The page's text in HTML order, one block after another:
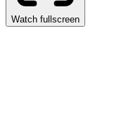
Watch fullscreen